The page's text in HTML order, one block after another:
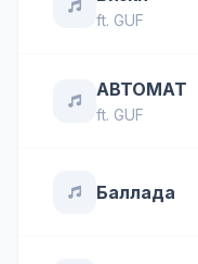
ft. GUF
АВТОМАТ
ft. GUF
Баллада